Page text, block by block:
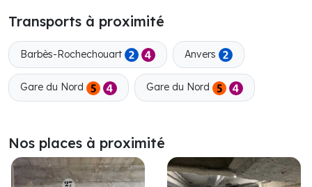
Transports à proximité
Barbès-Rochechouart Anvers
Gare du Nord Gare du Nord
Nos places à proximité